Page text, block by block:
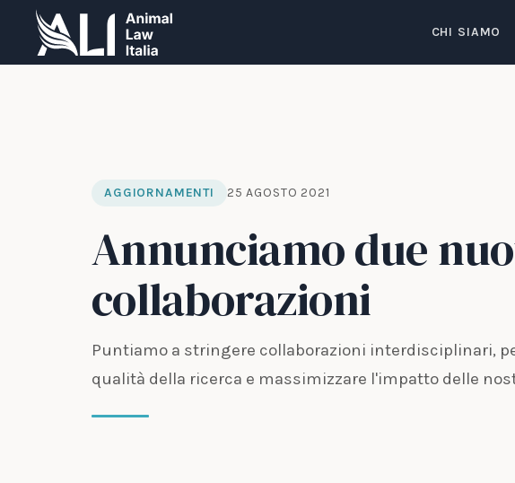
CHI SIAMO
AGGIORNAMENTI 25 AGOSTO 2021
Annunciamo due
collaborazioni
Puntiamo a stringere collaborazioni interdisciplinari,
qualità della ricerca e massimizzare l'impatto delle